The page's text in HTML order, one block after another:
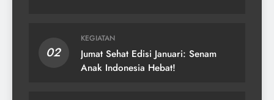
02
KEGIATAN
Jumat Sehat Edisi Januari: Senam
Anak Indonesia Hebat!